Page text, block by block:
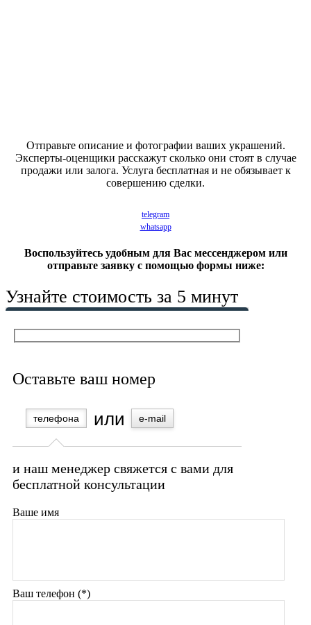
Отправьте описание и фотографии ваших украшений.
Эксперты-оценщики расскажут сколько они стоят в случае
продажи или залога. Услуга бесплатная и не обязывает к
совершению сделки.
telegram
whatsapp
Воспользуйтесь удобным для Вас мессенджером или
отправьте заявку с помощью формы ниже:
Узнайте стоимость за 5 минут
Оставьте ваш номер
телефона e-mail
и наш менеджер свяжется с вами для
бесплатной консультации
Ваше имя
Ваш телефон (*)